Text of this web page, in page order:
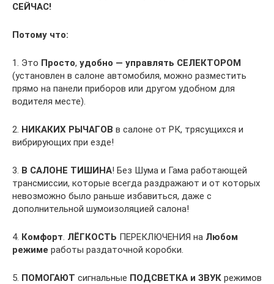
СЕЙЧАС!
Потому что:
1. Это Просто, удобно — управлять СЕЛЕКТОРОМ
(установлен в салоне автомобиля, можно разместить
прямо на панели приборов или другом удобном для
водителя месте).
2. НИКАКИХ РЫЧАГОВ в салоне от РК, трясущихся и
вибрирующих при езде!
3. В САЛОНЕ ТИШИНА! Без Шума и Гама работающей
трансмиссии, которые всегда раздражают и от которых
невозможно было раньше избавиться, даже с
дополнительной шумоизоляцией салона!
4. Комфорт. ЛЁГКОСТЬ ПЕРЕКЛЮЧЕНИЯ на Любом
режиме работы раздаточной коробки.
5. ПОМОГАЮТ сигнальные ПОДСВЕТКА и ЗВУК режимов